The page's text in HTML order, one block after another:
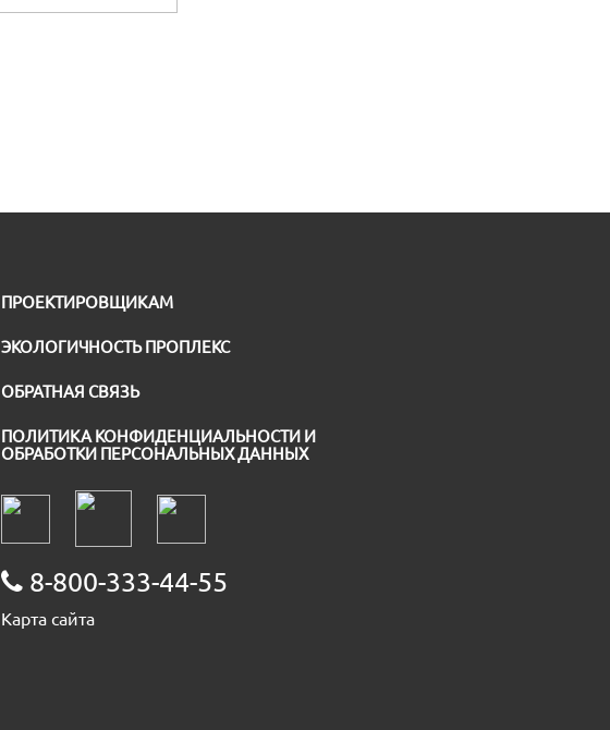
ПРОЕКТИРОВЩИКАМ
ЭКОЛОГИЧНОСТЬ ПРОПЛЕКС
ОБРАТНАЯ СВЯЗЬ
ПОЛИТИКА КОНФИДЕНЦИАЛЬНОСТИ И
ОБРАБОТКИ ПЕРСОНАЛЬНЫХ ДАННЫХ
8-800-333-44-55
Карта сайта